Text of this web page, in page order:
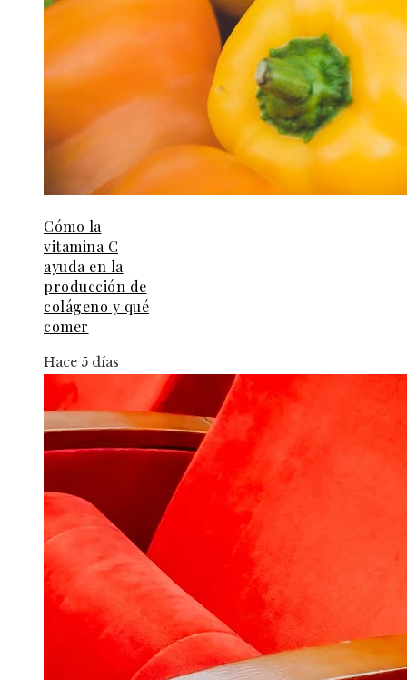
Cómo la
vitamina C
ayuda en la
producción de
colágeno y qué
comer
Hace 5 días